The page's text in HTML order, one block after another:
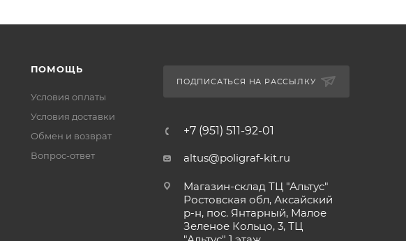
ПОМОЩЬ
Условия оплаты
Условия доставки
Обмен и возврат
Вопрос-ответ
ПОДПИСАТЬСЯ НА РАССЫЛКУ
+7 (951) 511-92-01
altus@poligraf-kit.ru
Магазин-склад ТЦ "Альтус"
Ростовская обл, Аксайский
р-н, пос. Янтарный, Малое
Зеленое Кольцо, 3, ТЦ